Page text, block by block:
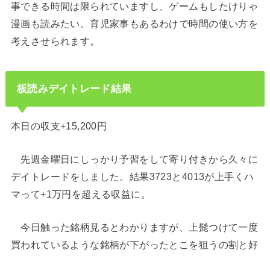
事できる時間は限られていますし、ゲームもしたけりゃ
漫画も読みたい。育児家事もあるわけで時間の使い方を
考えさせられます。
板読みデイトレード結果
本日の収支+15,200円
先週金曜日にしっかり予習をして寄り付きから久々に
デイトレードをしました。結果3723と4013が上手くハ
マって+1万円を超える収益に。
今日触った銘柄見るとわかりますが、上髭つけて一度
買われているような銘柄が下がったとこを狙うの割と好